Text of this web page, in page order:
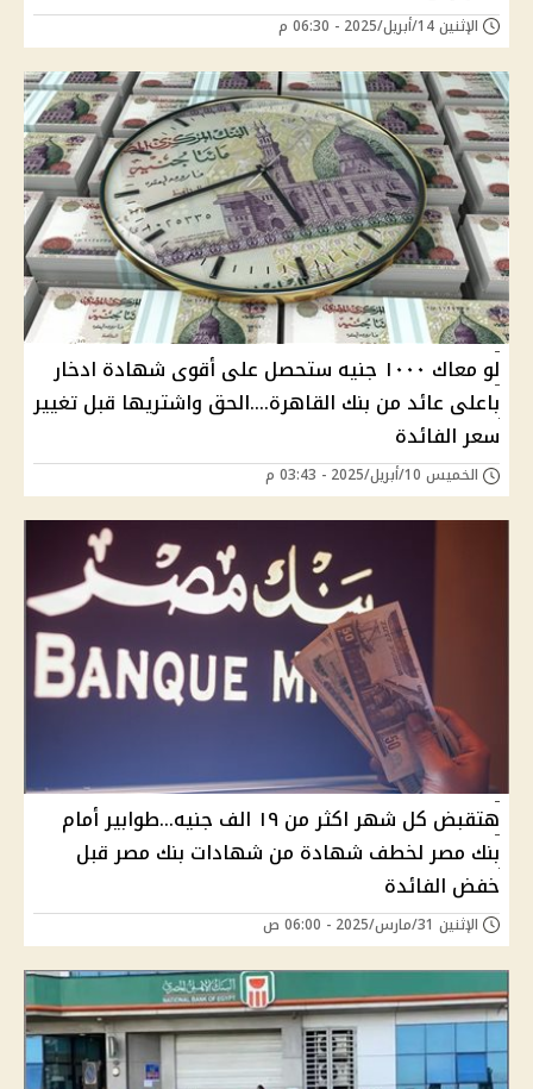
الإثنين 14/أبريل/2025 - 06:30 م
لو معاك ١٠٠٠ جنيه ستحصل على أقوى شهادة ادخار
باعلى عائد من بنك القاهرة....الحق واشتريها قبل تغيير
سعر الفائدة
الخميس 10/أبريل/2025 - 03:43 م
هتقبض كل شهر اكثر من ١٩ الف جنيه...طوابير أمام
بنك مصر لخطف شهادة من شهادات بنك مصر قبل
خفض الفائدة
الإثنين 31/مارس/2025 - 06:00 ص